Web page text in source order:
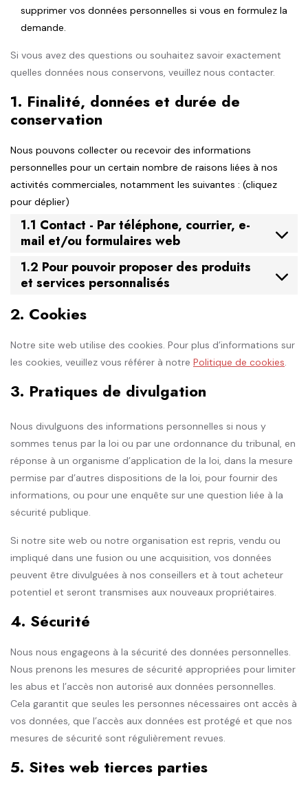
supprimer vos données personnelles si vous en formulez la
demande.
Si vous avez des questions ou souhaitez savoir exactement
quelles données nous conservons, veuillez nous contacter.
1. Finalité, données et durée de
conservation
Nous pouvons collecter ou recevoir des informations
personnelles pour un certain nombre de raisons liées à nos
activités commerciales, notamment les suivantes : (cliquez
pour déplier)
1.1 Contact - Par téléphone, courrier, e-
mail et/ou formulaires web
1.2 Pour pouvoir proposer des produits
et services personnalisés
2. Cookies
Notre site web utilise des cookies. Pour plus d’informations sur
les cookies, veuillez vous référer à notre Politique de cookies.
3. Pratiques de divulgation
Nous divulguons des informations personnelles si nous y
sommes tenus par la loi ou par une ordonnance du tribunal, en
réponse à un organisme d’application de la loi, dans la mesure
permise par d’autres dispositions de la loi, pour fournir des
informations, ou pour une enquête sur une question liée à la
sécurité publique.
Si notre site web ou notre organisation est repris, vendu ou
impliqué dans une fusion ou une acquisition, vos données
peuvent être divulguées à nos conseillers et à tout acheteur
potentiel et seront transmises aux nouveaux propriétaires.
4. Sécurité
Nous nous engageons à la sécurité des données personnelles.
Nous prenons les mesures de sécurité appropriées pour limiter
les abus et l’accès non autorisé aux données personnelles.
Cela garantit que seules les personnes nécessaires ont accès à
vos données, que l’accès aux données est protégé et que nos
mesures de sécurité sont régulièrement revues.
5. Sites web tierces parties